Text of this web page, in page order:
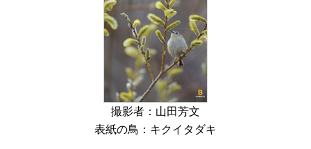
撮影者：山田芳文
表紙の鳥：キクイタダキ